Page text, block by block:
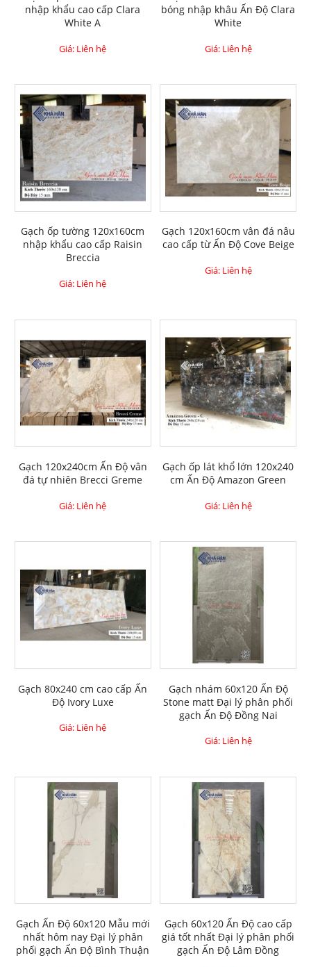
nhập khẩu cao cấp Clara
White A
Giá: Liên hệ
bóng nhập khâu Ấn Độ Clara
White
Giá: Liên hệ
Gạch ốp tường 120x160cm
nhập khẩu cao cấp Raisin
Breccia
Giá: Liên hệ
Gạch 120x160cm vân đá nâu
cao cấp từ Ấn Độ Cove Beige
Giá: Liên hệ
Gạch 120x240cm Ấn Độ vân
đá tự nhiên Brecci Greme
Giá: Liên hệ
Gạch ốp lát khổ lớn 120x240
cm Ấn Độ Amazon Green
Giá: Liên hệ
Gạch 80x240 cm cao cấp Ấn
Độ Ivory Luxe
Giá: Liên hệ
Gạch nhám 60x120 Ấn Độ
Stone matt Đại lý phân phối
gạch Ấn Độ Đồng Nai
Giá: Liên hệ
Gạch Ấn Độ 60x120 Mẫu mới
nhất hôm nay Đại lý phân
phối gạch Ấn Độ Bình Thuận
Gạch 60x120 Ấn Độ cao cấp
giá tốt nhất Đại lý phân phối
gạch Ấn Độ Lâm Đồng